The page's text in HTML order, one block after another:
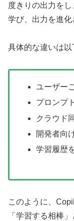
度きりの出力を
学び、出力を進化
具体的な違いは以
ユーザー
プロンプ
クラウド
開発者向
学習履歴
このように、
「学習する相棒